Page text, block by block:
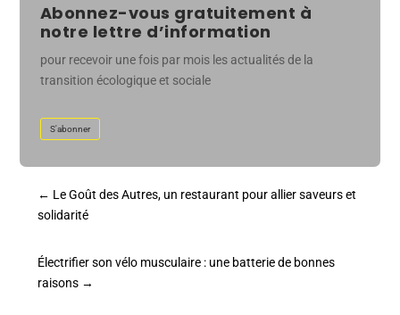
Abonnez-vous gratuitement à
notre lettre d’information
pour recevoir une fois par mois les actualités de la
transition écologique et sociale
S'abonner
← Le Goût des Autres, un restaurant pour allier saveurs et
solidarité
Électrifier son vélo musculaire : une batterie de bonnes
raisons →